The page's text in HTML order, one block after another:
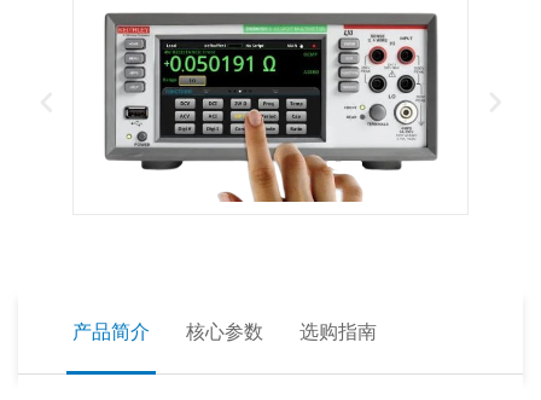
产品简介 核心参数 选购指南